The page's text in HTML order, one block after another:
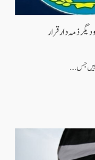
دار قرار
ہیں جس...